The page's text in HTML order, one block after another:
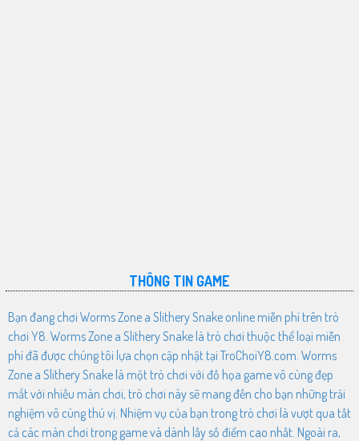
THÔNG TIN GAME
Bạn đang chơi Worms Zone a Slithery Snake online miễn phí trên trò
chơi Y8. Worms Zone a Slithery Snake là trò chơi thuộc thể loại miễn
phí đã được chúng tôi lựa chọn cập nhật tại TroChoiY8.com. Worms
Zone a Slithery Snake là một trò chơi với đồ họa game vô cùng đẹp
mắt với nhiều màn chơi, trò chơi này sẽ mang đến cho bạn những trải
nghiệm vô cùng thú vị. Nhiệm vụ của bạn trong trò chơi là vượt qua tất
cả các màn chơi trong game và dành lấy số điểm cao nhất. Ngoài ra,